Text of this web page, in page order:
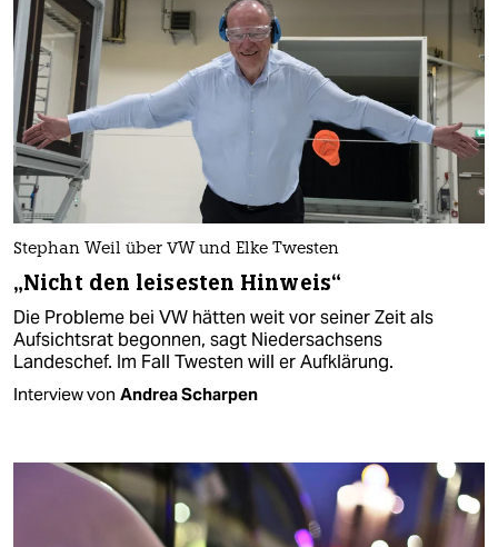
Stephan Weil über VW und Elke Twesten
„Nicht den leisesten Hinweis“
Die Probleme bei VW hätten weit vor seiner Zeit als
Aufsichtsrat begonnen, sagt Niedersachsens
Landeschef. Im Fall Twesten will er Aufklärung.
Interview von Andrea Scharpen